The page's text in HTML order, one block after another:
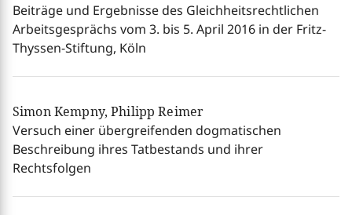
Beiträge und Ergebnisse des Gleichheitsrechtlichen
Arbeitsgesprächs vom 3. bis 5. April 2016 in der Fritz-
Thyssen-Stiftung, Köln
Simon Kempny, Philipp Reimer
Versuch einer übergreifenden dogmatischen
Beschreibung ihres Tatbestands und ihrer
Rechtsfolgen